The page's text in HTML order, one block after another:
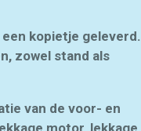
kopietje geleverd.
zowel stand als
van de voor- en